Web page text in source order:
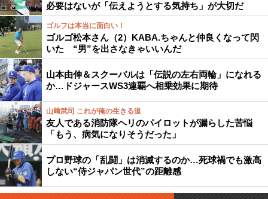
必要はないが「伝えようとする気持ち」が大切だ
ゴルフは本当に面白い！
ゴルゴ松本さん（2）KABA.ちゃんと仲良くなって閃
いた “男”を出さなきゃいいんだ
山本由伸＆スクーバルは「伝説の左右両輪」になれる
か…ドジャースWS3連覇へ相乗効果に期待
山﨑武司 これが俺の生きる道
友人である消防隊ヘリのパイロットが漏らした苦悩
「もう、病気になりそうだった」
プロ野球の「乱闘」は消滅するのか…死球禍でも激高
しない“侍ジャパン世代”の距離感